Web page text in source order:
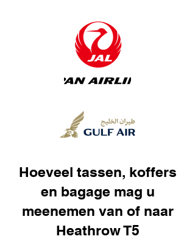
Hoeveel tassen, koffers
en bagage mag u
meenemen van of naar
Heathrow T5